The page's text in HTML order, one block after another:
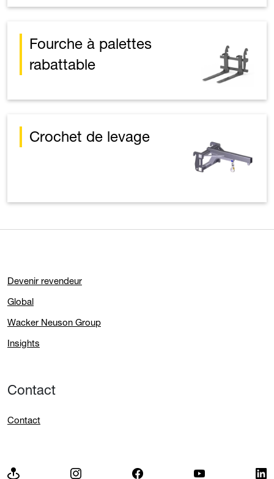
Fourche à palettes
rabattable
Crochet de levage
Devenir revendeur
Global
Wacker Neuson Group
Insights
Contact
Contact